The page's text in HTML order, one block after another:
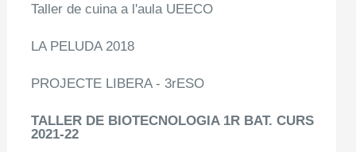
Taller de cuina a l'aula UEECO
LA PELUDA 2018
PROJECTE LIBERA - 3rESO
TALLER DE BIOTECNOLOGIA 1R BAT. CURS
2021-22